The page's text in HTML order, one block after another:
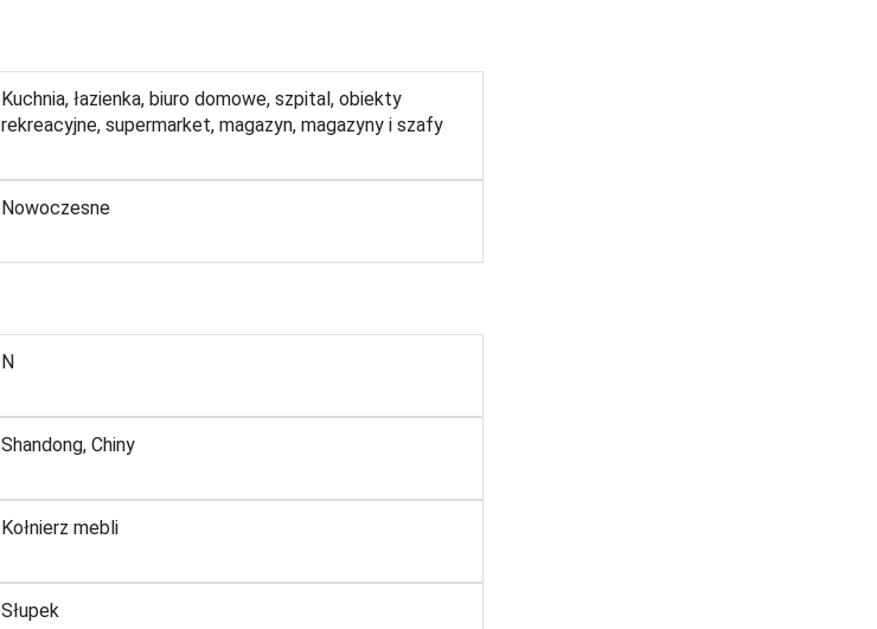
Kuchnia, łazienka, biuro domowe, szpital, obiekty
rekreacyjne, supermarket, magazyn, magazyny i szafy
Nowoczesne
N
Shandong, Chiny
Kołnierz mebli
Słupek